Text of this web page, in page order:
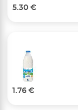
5.30 €
1.76 €